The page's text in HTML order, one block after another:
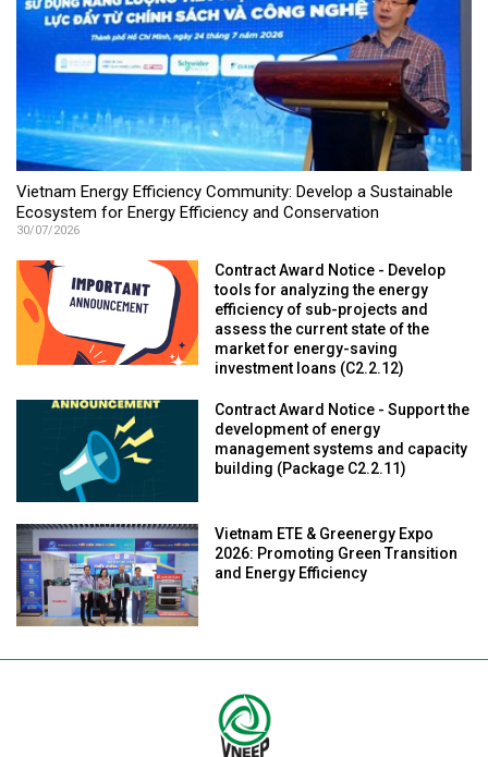
Vietnam Energy Efficiency Community: Develop a Sustainable
Ecosystem for Energy Efficiency and Conservation
30/07/2026
Contract Award Notice - Develop
tools for analyzing the energy
efficiency of sub-projects and
assess the current state of the
market for energy-saving
investment loans (C2.2.12)
Contract Award Notice - Support the
development of energy
management systems and capacity
building (Package C2.2.11)
Vietnam ETE & Greenergy Expo
2026: Promoting Green Transition
and Energy Efficiency